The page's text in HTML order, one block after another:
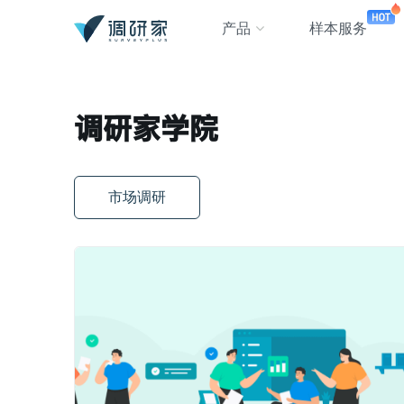
产品 样本服务
调研家学院
市场调研